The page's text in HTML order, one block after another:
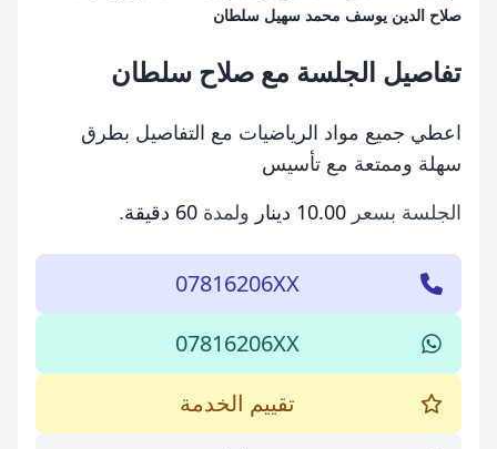
صلاح الدين يوسف محمد سهيل سلطان
تفاصيل الجلسة مع صلاح سلطان
اعطي جميع مواد الرياضيات مع التفاصيل بطرق
سهلة وممتعة مع تأسيس
الجلسة بسعر 10.00 دينار ولمدة 60 دقيقة .
07816206XX
07816206XX
تقييم الخدمة